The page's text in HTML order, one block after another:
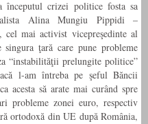
începutul crizei politice fosta sa
Alina Mungiu Pippidi –
cel mai activist vicepreşedinte al
ţară care pune probleme
“instabilităţii prelungite politice”
l-am întreba pe şeful Băncii
acesta să arate mai curând spre
probleme zonei euro, respectiv
ortodoxă din UE după România,